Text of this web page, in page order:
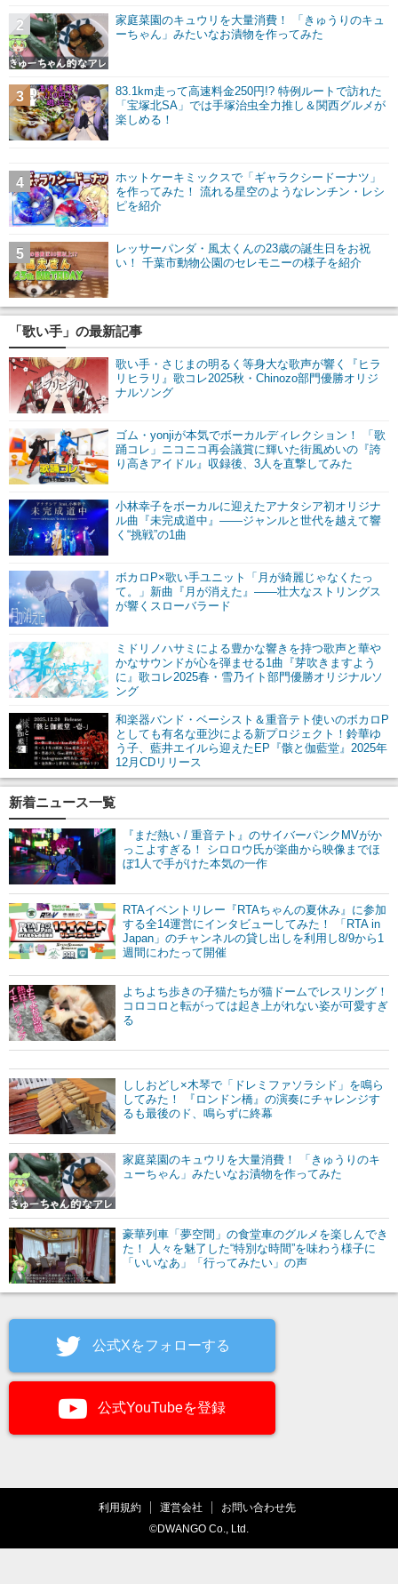
家庭菜園のキュウリを大量消費！ 「きゅうりのキュ
ーちゃん」みたいなお漬物を作ってみた
2
83.1km走って高速料金250円!? 特例ルートで訪れた
「宝塚北SA」では手塚治虫全力推し＆関西グルメが
楽しめる！
3
ホットケーキミックスで「ギャラクシードーナツ」
を作ってみた！ 流れる星空のようなレンチン・レシ
ピを紹介
4
レッサーパンダ・風太くんの23歳の誕生日をお祝
い！ 千葉市動物公園のセレモニーの様子を紹介
5
「歌い手」の最新記事
歌い手・さじまの明るく等身大な歌声が響く『ヒラ
リヒラリ』歌コレ2025秋・Chinozo部門優勝オリジ
ナルソング
ゴム・yonjiが本気でボーカルディレクション！ 「歌
踊コレ」ニコニコ再会議賞に輝いた街風めいの『誇
り高きアイドル』収録後、3人を直撃してみた
小林幸子をボーカルに迎えたアナタシア初オリジナ
ル曲『未完成道中』――ジャンルと世代を越えて響
く“挑戦”の1曲
ボカロP×歌い手ユニット「月が綺麗じゃなくたっ
て。」新曲『月が消えた』――壮大なストリングス
が響くスローバラード
ミドリノハサミによる豊かな響きを持つ歌声と華や
かなサウンドが心を弾ませる1曲『芽吹きますよう
に』歌コレ2025春・雪乃イト部門優勝オリジナルソ
ング
和楽器バンド・ベーシスト＆重音テト使いのボカロP
としても有名な亜沙による新プロジェクト！鈴華ゆ
う子、藍井エイルら迎えたEP『骸と伽藍堂』2025年
12月CDリリース
新着ニュース一覧
『まだ熱い / 重音テト』のサイバーパンクMVがか
っこよすぎる！ シロロウ氏が楽曲から映像までほ
ぼ1人で手がけた本気の一作
RTAイベントリレー『RTAちゃんの夏休み』に参加
する全14運営にインタビューしてみた！ 「RTA in
Japan」のチャンネルの貸し出しを利用し8/9から1
週間にわたって開催
よちよち歩きの子猫たちが猫ドームでレスリング！
コロコロと転がっては起き上がれない姿が可愛すぎ
る
ししおどし×木琴で「ドレミファソラシド」を鳴ら
してみた！ 『ロンドン橋』の演奏にチャレンジす
るも最後のド、鳴らずに終幕
家庭菜園のキュウリを大量消費！ 「きゅうりのキ
ューちゃん」みたいなお漬物を作ってみた
豪華列車「夢空間」の食堂車のグルメを楽しんでき
た！ 人々を魅了した“特別な時間”を味わう様子に
「いいなあ」「行ってみたい」の声
公式Xをフォローする
公式YouTubeを登録
利用規約 運営会社
お問い合わせ先
©DWANGO Co., Ltd.